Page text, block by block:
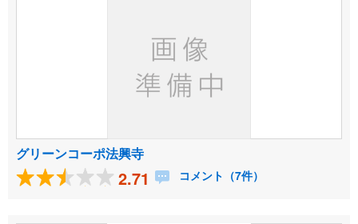
グリーンコーポ法興寺
2.71 コメント（7件）